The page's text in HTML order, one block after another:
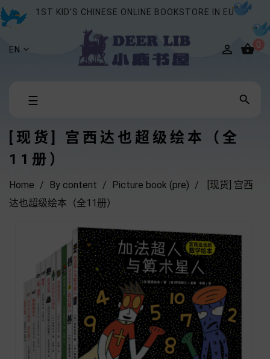
1ST KID'S CHINESE ONLINE BOOKSTORE IN EU
EN  0
Toggle
☰ 
[现货] 宫西达也超级绘本（全
11册）
Home By content Picture book (pre)
[现货] 宫西
达也超级绘本（全11册）